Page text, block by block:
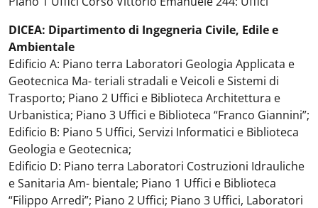
DICEA: Dipartimento di Ingegneria Civile, Edile e
Ambientale
Edificio A: Piano terra Laboratori Geologia Applicata e
Geotecnica Ma- teriali stradali e Veicoli e Sistemi di
Trasporto; Piano 2 Uffici e Biblioteca Architettura e
Urbanistica; Piano 3 Uffici e Biblioteca “Franco Giannini”;
Edificio B: Piano 5 Uffici, Servizi Informatici e Biblioteca
Geologia e Geotecnica;
Edificio D: Piano terra Laboratori Costruzioni Idrauliche
e Sanitaria Am- bientale; Piano 1 Uffici e Biblioteca
“Filippo Arredi”; Piano 2 Uffici; Piano 3 Uffici, Laboratori